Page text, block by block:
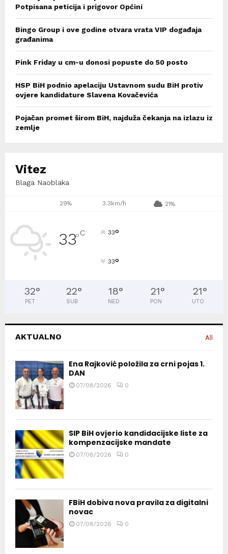
Potpisana peticija i prigovor Općini
Bingo Group i ove godine otvara vrata VIP događaja
građanima
Pink Friday u cm-u donosi popuste do 50 posto
HSP BiH podnio apelaciju Ustavnom sudu BiH protiv
ovjere kandidature Slavena Kovačevića
Pojačan promet širom BiH, najduža čekanja na izlazu iz
zemlje
Vitez
Blaga Naoblaka
29% 3.3km/h 21%
33°C 33°
33°
32°
PET
22°
SUB
18°
NED
21°
PON
21°
UTO
AKTUALNO All
Ena Rajković položila za crni pojas 1.
DAN
07/08/2026 0
SIP BiH ovjerio kandidacijske liste za
kompenzacijske mandate
07/08/2026 0
FBiH dobiva nova pravila za digitalni
novac
07/08/2026 0